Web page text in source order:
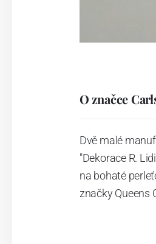
O značce
Dvě malé
"Dekorace R.
na bohaté
značky Queens